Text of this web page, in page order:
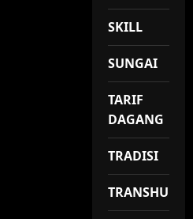
SKILL
SUNGAI
TARIF
DAGANG
TRADISI